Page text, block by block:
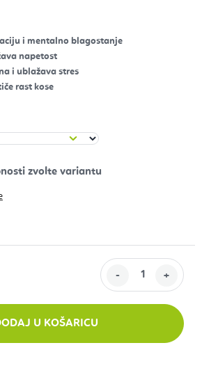
i mentalno blagostanje
napetost
i ublažava stres
rast kose
U KOŠARICU